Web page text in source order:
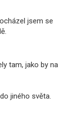
jsem se
tam, jako by na
jiného světa.